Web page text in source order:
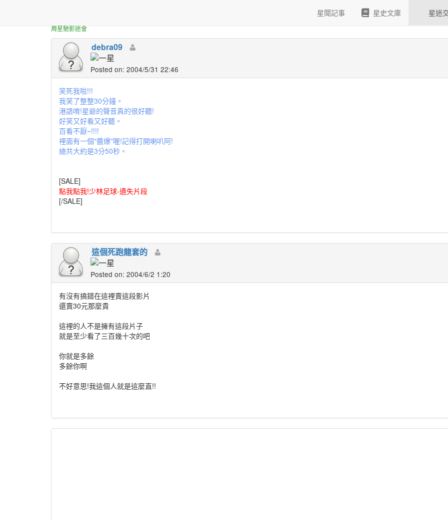
周星馳影迷會
星聞記事 星史文庫 星迷
debra09
Posted on: 2004/5/31 22:46
笑死我啦!!!
我笑了整整30分鐘。
港語唷!星爺的聲音真的很好聽!
好笑又好看又好聽。
百看不厭~!!!!
裡面有一個"醬爆"喔!記得打開喇叭阿!
總共大約是3分50秒。
[SALE]
點我點我!少林足球-遺失片段
[/SALE]
這個死跑龍套的
Posted on: 2004/6/2 1:20
有沒有搞錯在這裡賣這段影片
還賣30元那麼貴
這裡的人不是擁有這段片子
就是至少看了三百幾十次的吧
你就是多餘
多餘你啊
不好意思!我這個人就是這麼直!!